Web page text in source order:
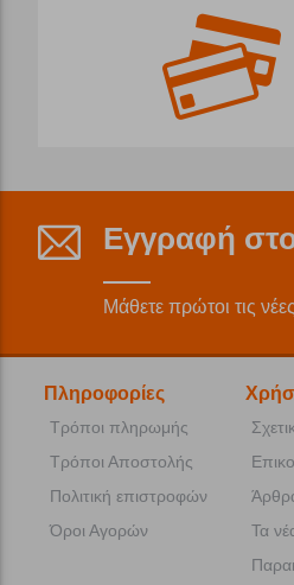
Εγγραφή
Μάθετε πρώτοι τις
Πληροφορίες
Τρόποι πληρωμής
Τρόποι Αποστολής
Πολιτική επιστροφών
Όροι Αγορών
Τα